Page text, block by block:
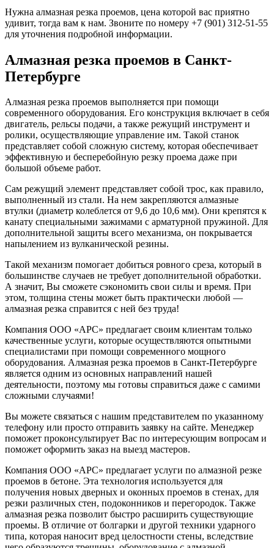
Нужна алмазная резка проемов, цена которой вас приятно
удивит, тогда вам к нам. Звоните по номеру +7 (901) 312-51-55
для уточнения подробной информации.
Алмазная резка проемов в Санкт-
Петербурге
Алмазная резка проемов выполняется при помощи
современного оборудования. Его конструкция включает в себя
двигатель, рельсы подачи, а также режущий инструмент и
ролики, осуществляющие управление им. Такой станок
представляет собой сложную систему, которая обеспечивает
эффективную и бесперебойную резку проема даже при
большой объеме работ.
Сам режущий элемент представляет собой трос, как правило,
выполненный из стали. На нем закрепляются алмазные
втулки (диаметр колеблется от 9,6 до 10,6 мм). Они крепятся к
канату специальными зажимами с арматурной пружиной. Для
дополнительной защиты всего механизма, он покрывается
напылением из вулканической резины.
Такой механизм помогает добиться ровного среза, который в
большинстве случаев не требует дополнительной обработки.
А значит, Вы сможете сэкономить свои силы и время. При
этом, толщина стены может быть практически любой —
алмазная резка справится с ней без труда!
Компания ООО «АРС» предлагает своим клиентам только
качественные услуги, которые осуществляются опытными
специалистами при помощи современного мощного
оборудования. Алмазная резка проемов в Санкт-Петербурге
является одним из основных направлений нашей
деятельности, поэтому мы готовы справиться даже с самими
сложными случаями!
Вы можете связаться с нашим представителем по указанному
телефону или просто отправить заявку на сайте. Менеджер
поможет проконсультирует Вас по интересующим вопросам и
поможет оформить заказ на выезд мастеров.
Компания ООО «АРС» предлагает услуги по алмазной резке
проемов в бетоне. Эта технология используется для
получения новых дверных и оконных проемов в стенах, для
резки различных стен, подоконников и перегородок. Также
алмазная резка позволит быстро расширить существующие
проемы. В отличие от болгарки и другой техники ударного
типа, которая наносит вред целостности стены, вследствие